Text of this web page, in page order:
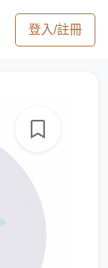
登入/註冊